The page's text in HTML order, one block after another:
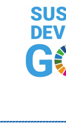
～新潟県